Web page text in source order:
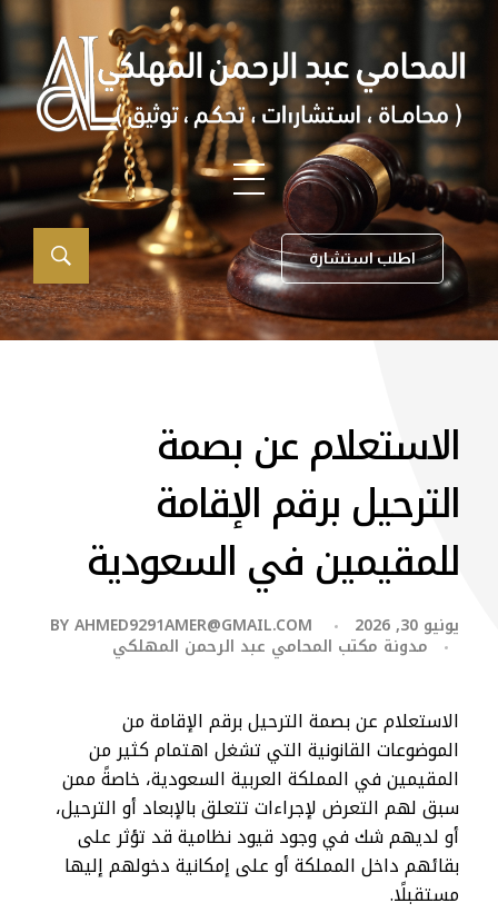
اطلب استشارة
الاستعلام عن بصمة
الترحيل برقم الإقامة
للمقيمين في السعودية
يونيو 30, 2026 BYAHMED9291AMER@GMAIL.COM
مدونة مكتب المحامي عبد الرحمن المهلكي
الاستعلام عن بصمة الترحيل برقم الإقامة من
الموضوعات القانونية التي تشغل اهتمام كثير من
المقيمين في المملكة العربية السعودية، خاصةً ممن
سبق لهم التعرض لإجراءات تتعلق بالإبعاد أو الترحيل،
أو لديهم شك في وجود قيود نظامية قد تؤثر على
بقائهم داخل المملكة أو على إمكانية دخولهم إليها
مستقبلًا.